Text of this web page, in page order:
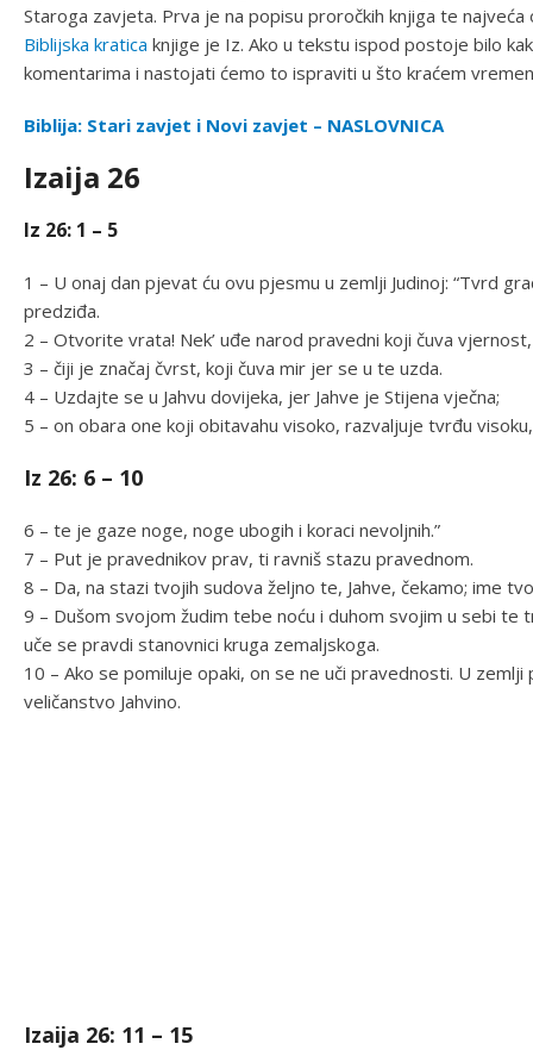
Staroga zavjeta. Prva je na popisu proročkih knjiga te
Biblijska kratica knjige je Iz. Ako u tekstu ispod postoje bilo
komentarima i nastojati ćemo to ispraviti u što kraćem
Biblija: Stari zavjet i Novi zavjet – NASLOVNICA
Izaija 26
Iz 26: 1 – 5
1 – U onaj dan pjevat ću ovu pjesmu u zemlji Judinoj: “Tvrd
predziđa.
2 – Otvorite vrata! Nek’ uđe narod pravedni koji čuva vjernost,
3 – čiji je značaj čvrst, koji čuva mir jer se u te uzda.
4 – Uzdajte se u Jahvu dovijeka, jer Jahve je Stijena vječna;
5 – on obara one koji obitavahu visoko, razvaljuje tvrđu
Iz 26: 6 – 10
6 – te je gaze noge, noge ubogih i koraci nevoljnih.”
7 – Put je pravednikov prav, ti ravniš stazu pravednom.
8 – Da, na stazi tvojih sudova željno te, Jahve, čekamo; ime
9 – Dušom svojom žudim tebe noću i duhom svojim u sebi te
uče se pravdi stanovnici kruga zemaljskoga.
10 – Ako se pomiluje opaki, on se ne uči pravednosti. U
veličanstvo Jahvino.
Izaija 26: 11 – 15